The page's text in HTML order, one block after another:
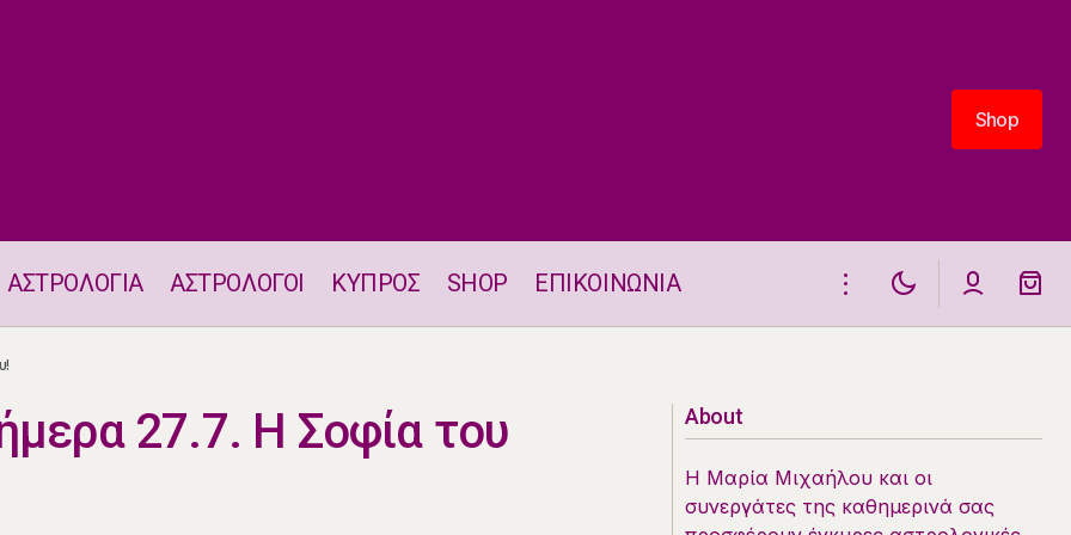
Shop
Shop
ΑΣΤΡΟΛΟΓΙΑ ΑΣΤΡΟΛΟΓΟΙ ΚΥΠΡΟΣ SHOP ΕΠΙΚΟΙΝΩΝΙΑ
27.7. Η Σοφία του
About
Η Μαρία Μιχαήλου και οι
συνεργάτες της καθημερινά σας